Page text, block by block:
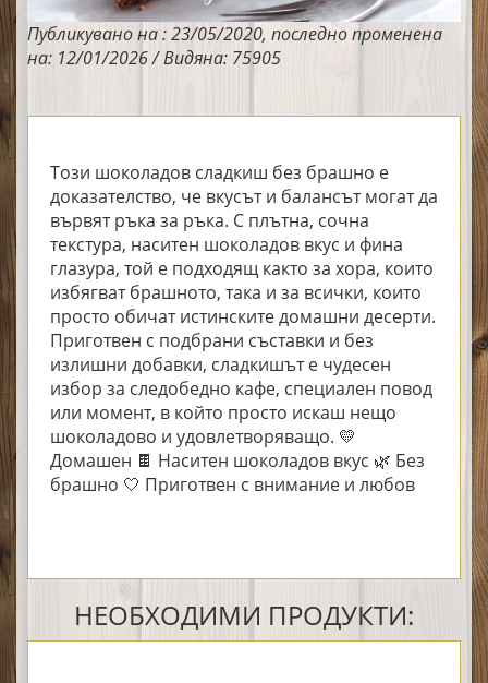
Публикувано на : 23/05/2020, последно променена
на: 12/01/2026 / Видяна: 75905
Този шоколадов сладкиш без брашно е
доказателство, че вкусът и балансът могат да
вървят ръка за ръка. С плътна, сочна
текстура, наситен шоколадов вкус и фина
глазура, той е подходящ както за хора, които
избягват брашното, така и за всички, които
просто обичат истинските домашни десерти.
Приготвен с подбрани съставки и без
излишни добавки, сладкишът е чудесен
избор за следобедно кафе, специален повод
или момент, в който просто искаш нещо
шоколадово и удовлетворяващо. 💛
Домашен 🍫 Наситен шоколадов вкус 🌿 Без
брашно 🤍 Приготвен с внимание и любов
НЕОБХОДИМИ ПРОДУКТИ: